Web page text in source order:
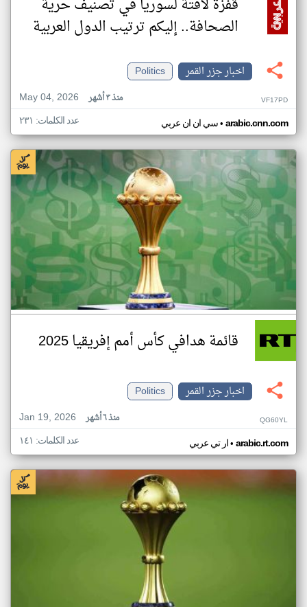
قفزة لافتة لسوريا في تصنيف حرية
الصحافة.. إليكم ترتيب الدول العربية
اخبار جزر القمر
Politics
May 04, 2026
منذ ٣ أشهر VF17PD
سي ان ان عربي• arabic.cnn.com عدد الكلمات: ٢٣١
قائمة هدافي كأس أمم إفريقيا 2025
اخبار جزر القمر
Politics
Jan 19, 2026
منذ ٦ أشهر QG60YL
ار تي عربي• arabic.rt.com عدد الكلمات: ١٤١